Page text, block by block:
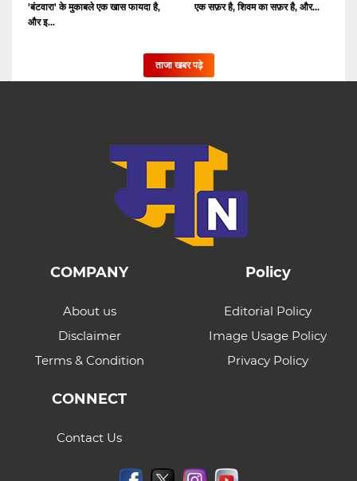
'बंटवारा' के मुकाबले एक खास फायदा है,
और इ...
एक सफ़र है, शिवम का सफ़र है, और...
ताजा खबर पढ़े
COMPANY
About us
Disclaimer
Terms & Condition
Policy
Editorial Policy
Image Usage Policy
Privacy Policy
CONNECT
Contact Us